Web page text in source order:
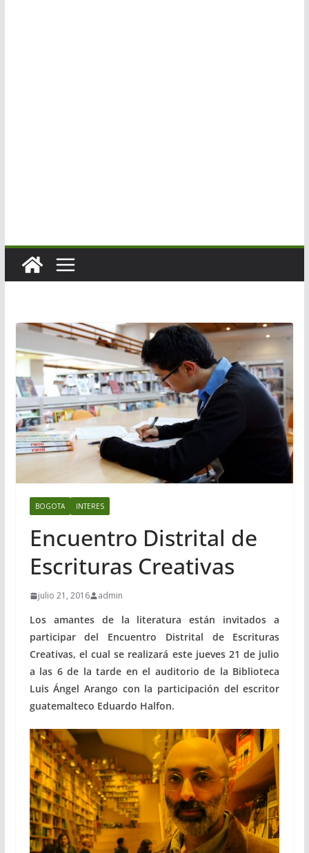
BOGOTA INTERES
Encuentro Distrital de
Escrituras Creativas
julio 21, 2016 admin
Los amantes de la literatura están invitados a
participar del Encuentro Distrital de Escrituras
Creativas, el cual se realizará este jueves 21 de julio
a las 6 de la tarde en el auditorio de la Biblioteca
Luis Ángel Arango con la participación del escritor
guatemalteco Eduardo Halfon.